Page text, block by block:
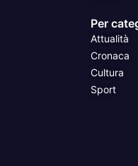
Per
Attualità
Cronaca
Cultura
Sport